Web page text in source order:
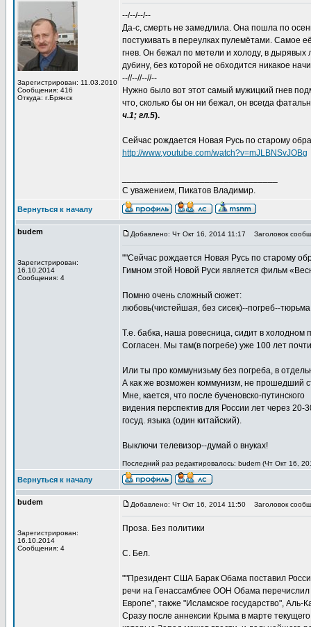
Зарегистрирован: 11.03.2010
Сообщения: 416
Откуда: г.Брянск
--/--/--/--
Да-с, смерть не замедлила. Она пошла по
постукивать в переулках пулемётами. Самое
гнев. Он бежал по метели и холоду, в дырявых
дубину, без которой не обходится никакое
--//--//--//--
Нужно было вот этот самый мужицкий гнев
что, сколько бы он ни бежал, он всегда
ч.1; гл.5).
Сейчас рождается Новая Русь по старому
http://www.youtube.com/watch?v=mJLBNSvJOBg
С уважением, Пикатов Владимир.
Вернуться к началу
budem
Зарегистрирован:
16.10.2014
Сообщения: 4
Добавлено: Чт Окт 16, 2014 11:17 Заголовок
""Сейчас рождается Новая Русь по старому
Гимном этой Новой Руси является фильм
Помню очень сложный сюжет:
любовь(чистейшая, без сисек)--погреб--
Т.е. бабка, наша ровесница, сидит в холодном
Согласен. Мы там(в погребе) уже 100 лет
Или ты про коммунизьму без погреба, в
А как же возможен коммунизм, не прошедший
Мне, кается, что после бученовско-путинского
видения перспектив для России лет через 20-
госуд. языка (один китайский).
Выключи телевизор--думай о внуках!
Последний раз редактировалось: budem (Чт Окт 16,
Вернуться к началу
budem
Зарегистрирован:
16.10.2014
Сообщения: 4
Добавлено: Чт Окт 16, 2014 11:50 Заголовок
Проза. Без политики
С. Бел.
""Президент США Барак Обама поставил
речи на Генассамблее ООН Обама перечислил
Европе", также "Исламское государство", Аль-
Сразу после аннексии Крыма в марте